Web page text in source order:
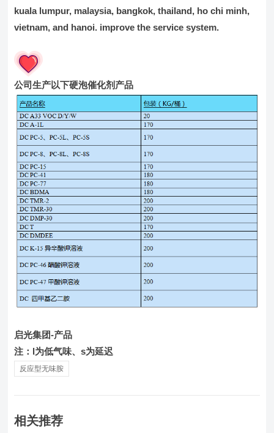
kuala lumpur, malaysia, bangkok, thailand, ho chi minh,
vietnam, and hanoi. improve the service system.
公司生产以下硬泡催化剂产品
启光集团-产品
注：l为低气味、s为延迟
反应型无味胺
相关推荐